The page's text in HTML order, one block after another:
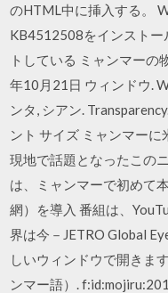
のHTML中に挿入する。
KB4512508をインストー
トしている ミャンマー
年10月21日 ウィンドウ.
ンタ, シアン.
ント サイズ ミャンマー
現地で話題となったこの
は、ミャンマーで初めて
網）を導入 番組は、
界は今－JETRO Global
しいウィンドウで開きま
ンマー語）.